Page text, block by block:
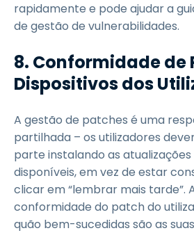
rapidamente e pode ajudar a
de gestão de vulnerabilidades.
8. Conformidade de
Dispositivos dos
A gestão de patches é uma
partilhada – os utilizadores
parte instalando as
disponíveis, em vez de estar
clicar em “lembrar mais tarde”.
conformidade do patch do
quão bem-sucedidas são as